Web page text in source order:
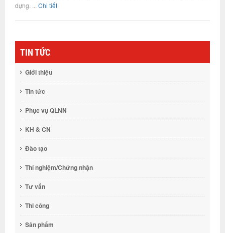
dựng. ... Chi tiết
TIN TỨC
Giới thiệu
Tin tức
Phục vụ QLNN
KH & CN
Đào tạo
Thí nghiệm/Chứng nhận
Tư vấn
Thi công
Sản phẩm